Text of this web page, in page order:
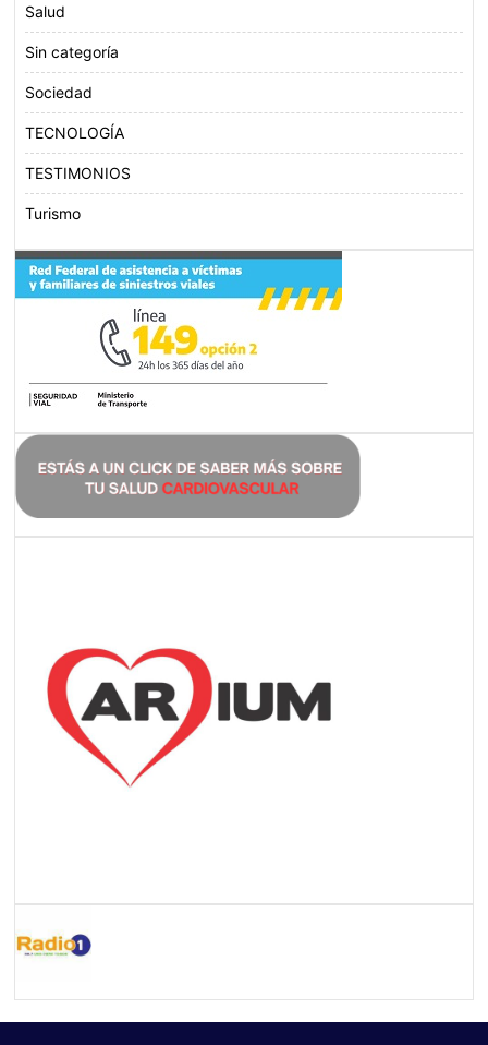
Salud
Sin categoría
Sociedad
TECNOLOGÍA
TESTIMONIOS
Turismo